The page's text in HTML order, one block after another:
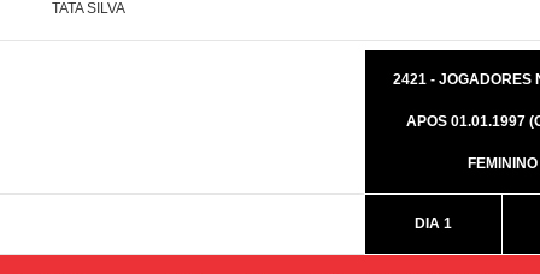
TATA SILVA
2421 - JOGADORES
APOS 01.01.1997
FEMININO
DIA 1